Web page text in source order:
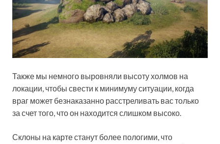
Также мы немного выровняли высоту холмов на
локации, чтобы свести к минимуму ситуации, когда
враг может безнаказанно расстреливать вас только
за счет того, что он находится слишком высоко.
Склоны на карте станут более пологими, что